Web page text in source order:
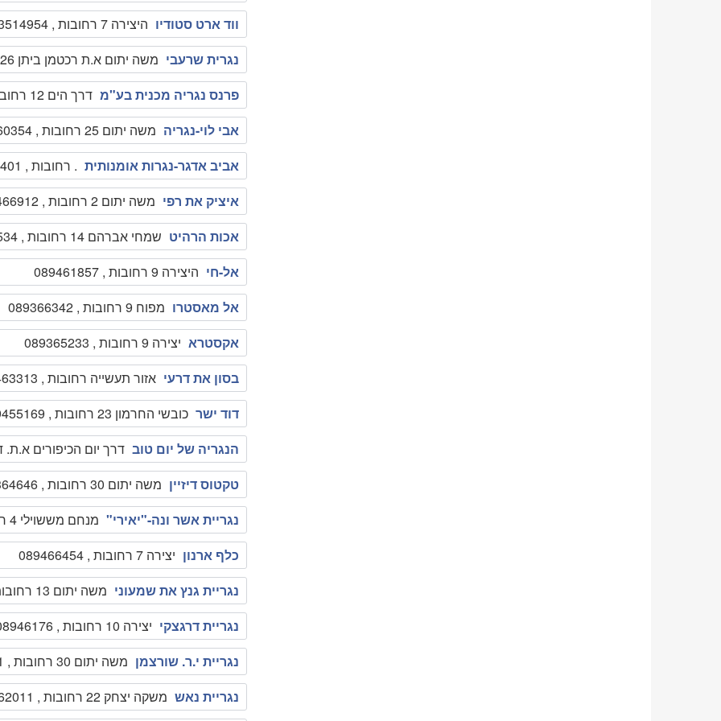
ווד ארט סטודיו היצירה 7 רחובות , 052-3514954
נגרית שרעבי משה יתום א.ת רכטמן ביתן 26 רחובות , 089469806
פרנס נגריה מכנית בע"מ דרך הים 12 רחובות , 089461665
אבי לוי-נגריה משה יתום 25 רחובות , 089460354
אביב אדגר-נגרות אומנותית . רחובות , 089322401
איציק את רפי משה יתום 2 רחובות , 089466912
אכות הרהיט שמחי אברהם 14 רחובות , 089459534
אל-חי היצירה 9 רחובות , 089461857
אל מאסטרו מפוח 9 רחובות , 089366342
אקסטרא יצירה 9 רחובות , 089365233
בסון את דרעי אזור תעשייה רחובות , 089463313
דוד ישר כובשי החרמון 23 רחובות , 089455169
הנגריה של יום טוב דרך יום הכיפורים א.ת. דרך
טקטוס דיזיין משה יתום 30 רחובות , 089364646
נגריית אשר ונה-"יאירי" מנחם מששוילי 4 רחובות , 089411737
כלף ארנון יצירה 7 רחובות , 089466454
נגריית גנץ את שמעוני משה יתום 13 רחובות , 089464738
נגריית דרגצקי יצירה 10 רחובות , 08946176
נגריית י.ר. שורצמן משה יתום 30 רחובות , 0505546591
נגריית נאש משקה יצחק 22 רחובות , 089462011